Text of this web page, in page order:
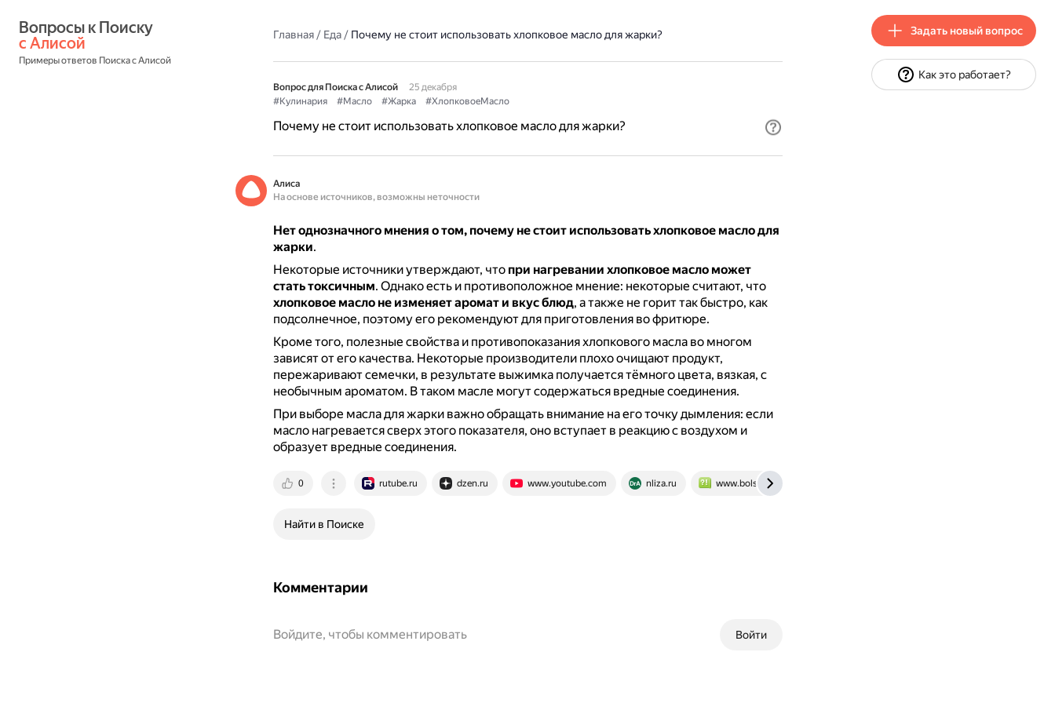
с Алисой
Примеры ответов Поиска с Алисой
Главная/ Еда/ Почему не стоит использовать хлопковое масло для жарки?
Вопрос для Поиска с Алисой
25 декабря
#Кулинария
#Масло #Жарка #ХлопковоеМасло
Почему не стоит использовать хлопковое масло для жарки?
Алиса
На основе источников, возможны неточности
Нет однозначного мнения о том, почему не стоит использовать хлопковое масло для
жарки.
Некоторые источники утверждают, что при нагревании хлопковое масло может
стать токсичным. Однако есть и противоположное мнение: некоторые считают, что
хлопковое масло не изменяет аромат и вкус блюд, а также не горит так быстро, как
подсолнечное, поэтому его рекомендуют для приготовления во фритюре.
Кроме того, полезные свойства и противопоказания хлопкового масла во многом
зависят от его качества. Некоторые производители плохо очищают продукт,
пережаривают семечки, в результате выжимка получается тёмного цвета, вязкая, с
необычным ароматом. В таком масле могут содержаться вредные соединения.
При выборе масла для жарки важно обращать внимание на его точку дымления: если
масло нагревается сверх этого показателя, оно вступает в реакцию с воздухом и
образует вредные соединения.
0 rutube.ru dzen.ru www.youtube.com nliza.ru www.bolshoyvopros.ru
Найти в Поиске
Комментарии
Войти
Войдите, чтобы комментировать
Задать новый вопрос
Как это работает?